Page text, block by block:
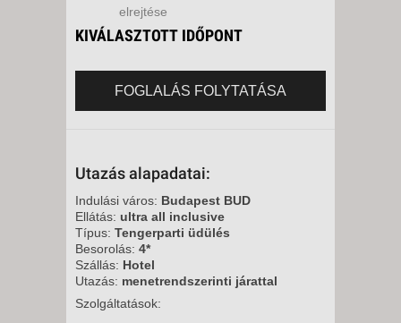
2026. OKTÓBER 23., PÉNTEK -
8 NAP / 7 ÉJSZAKA
elrejtése
KIVÁLASZTOTT IDŐPONT
FOGLALÁS FOLYTATÁSA
Utazás alapadatai:
Indulási város: Budapest BUD
Ellátás: ultra all inclusive
Típus: Tengerparti üdülés
Besorolás: 4*
Szállás: Hotel
Utazás: menetrendszerinti járattal
Szolgáltatások: